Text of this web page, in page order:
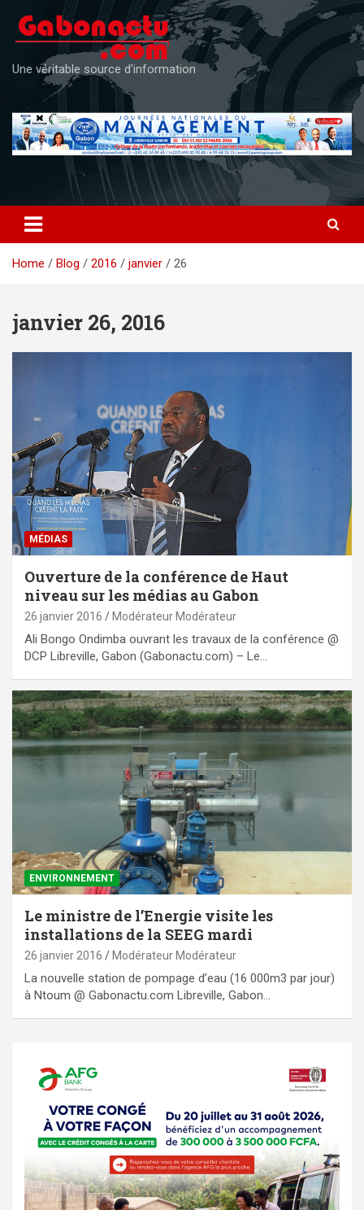
content
Une véritable source d'information
Home Blog 2016 janvier 26
janvier 26, 2016
MÉDIAS
Ouverture de la conférence de Haut
niveau sur les médias au Gabon
26 janvier 2016 Modérateur Modérateur
Ali Bongo Ondimba ouvrant les travaux de la conférence @
DCP Libreville, Gabon (Gabonactu.com) – Le…
ENVIRONNEMENT
Le ministre de l’Energie visite les
installations de la SEEG mardi
26 janvier 2016 Modérateur Modérateur
La nouvelle station de pompage d’eau (16 000m3 par jour)
à Ntoum @ Gabonactu.com Libreville, Gabon…